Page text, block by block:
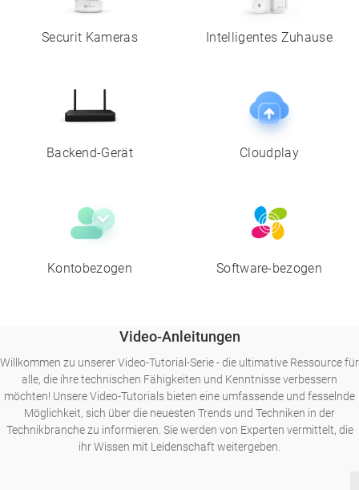
Securit Kameras Intelligentes Zuhause
Backend-Gerät Cloudplay
Kontobezogen Software-bezogen
Video-Anleitungen
Willkommen zu unserer Video-Tutorial-Serie - die ultimative Ressource für
alle, die ihre technischen Fähigkeiten und Kenntnisse verbessern
möchten! Unsere Video-Tutorials bieten eine umfassende und fesselnde
Möglichkeit, sich über die neuesten Trends und Techniken in der
Technikbranche zu informieren. Sie werden von Experten vermittelt, die
ihr Wissen mit Leidenschaft weitergeben.